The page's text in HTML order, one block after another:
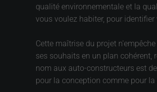
qualité environnementale et la
vous voulez habiter, pour
Cette maîtrise du projet
ses souhaits en un plan cohérent,
nom aux auto-constructeurs est
pour la conception comme pour